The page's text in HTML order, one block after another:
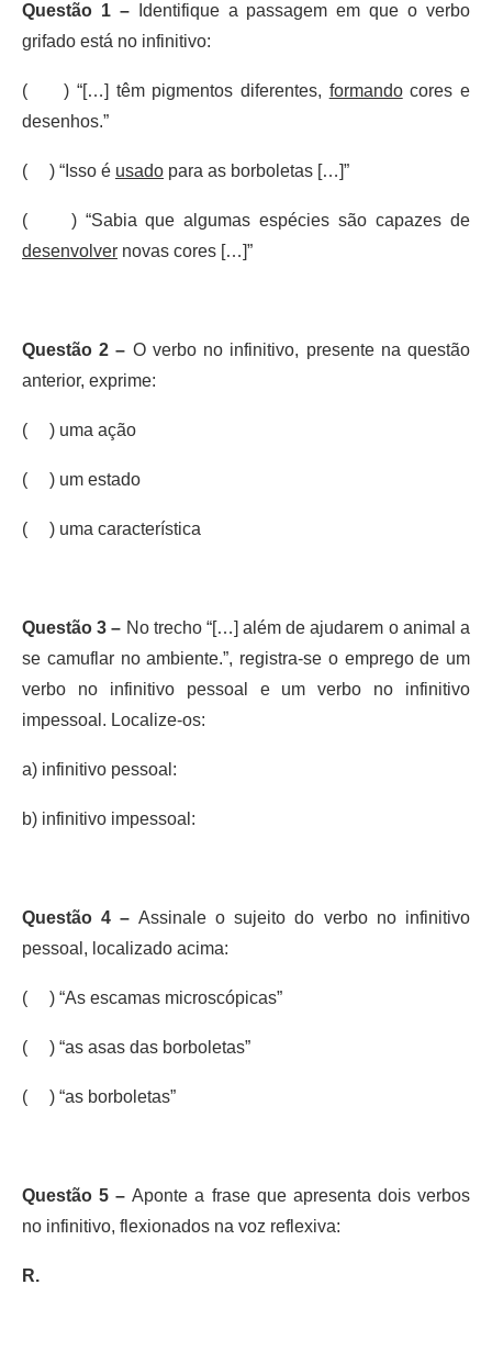
Questão 1 –Identifique a passagem em que o verbo
grifado está no infinitivo:
( ) “[…] têm pigmentos diferentes, formandocores e
desenhos.”
( ) “Isso é usado para as borboletas […]”
( ) “Sabia que algumas espécies são capazes de
desenvolver novas cores […]”
Questão 2 – O verbo no infinitivo, presente na questão
anterior, exprime:
( ) uma ação
( ) um estado
( ) uma característica
Questão 3 – No trecho “[…] além de ajudarem o animal a
se camuflar no ambiente.”, registra-se o emprego de um
verbo no infinitivo pessoal e um verbo no infinitivo
impessoal. Localize-os:
a) infinitivo pessoal:
b) infinitivo impessoal:
Questão 4 – Assinale o sujeito do verbo no infinitivo
pessoal, localizado acima:
( ) “As escamas microscópicas”
( ) “as asas das borboletas”
( ) “as borboletas”
Questão 5 –Aponte a frase que apresenta dois verbos
no infinitivo, flexionados na voz reflexiva:
R.